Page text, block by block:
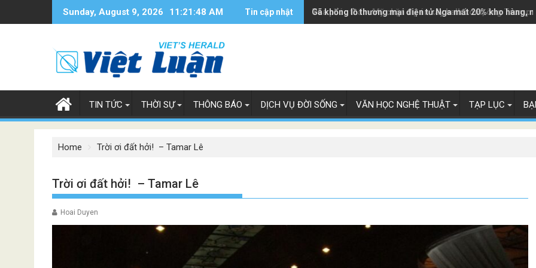
Sunday, August 9, 2026 11:21:49 AM Tin cập nhật Tòa phúc thẩm Mỹ chặn dự án xây ballroom, ông Trump
Gã khổng lồ thương mại điện tử Nga mất 20% kho hàng,
TIN TỨC THỜI SỰ THÔNG BÁO DỊCH VỤ ĐỜI SỐNG VĂN HỌC NGHỆ THUẬT TẠP LỤC
Home Trời ơi đất hởi! – Tamar Lê
Trời ơi đất hởi! – Tamar Lê
Hoai Duyen